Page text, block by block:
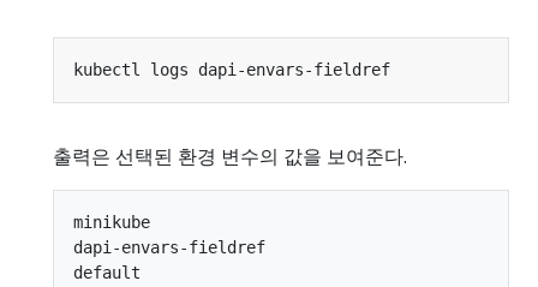
출력은 선택된 환경 변수의 값을 보여준다.
minikube
dapi-envars-fieldref
default